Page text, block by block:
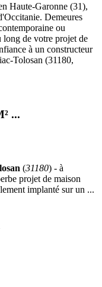
Haute-Garonne (31),
Demeures
ou
long de votre projet de
à un constructeur
Tolosan (31180,
...
(31180) - à
projet de maison
implanté sur un ...